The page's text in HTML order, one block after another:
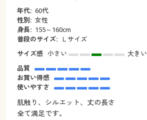
年代: 60代
性別: 女性
身長: 155～160cm
普段のサイズ: Ｌサイズ
サイズ感 小さい
大きい
品質
お買い得感
使いやすさ
肌触り、シルエット、丈の長さ
全て満足です。